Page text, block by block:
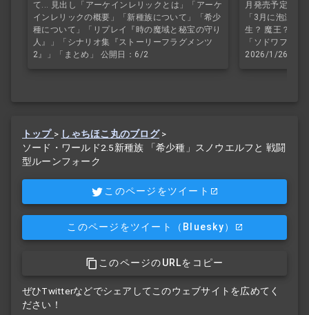
て... 見出し「アーケインレリックとは」「アーケ
インレリックの概要」「新種族について」「希少
種について」「リプレイ『時の魔域と秘宝の守り
人』」「シナリオ集『ストーリーフラグメンツ
2』」「まとめ」 公開日：6/2
月発売予定のこ
「3月に泡沫世
生？ 魔王？」
「ソドワファ
2026/1/26
トップ > しゃちほこ丸のブログ>
ソード・ワールド2.5新種族 「希少種」スノウエルフと 戦闘
型ルーンフォーク
このページをツイート
このページをツイート （Bluesky）
このページのURLをコピー
ぜひTwitterなどでシェアしてこのウェブサイトを広めてく
ださい！